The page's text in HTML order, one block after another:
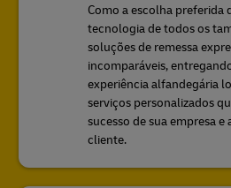
Como a escolha preferida
tecnologia de todos os
soluções de remessa
incomparáveis,
experiência alfandegária
serviços personalizados
sucesso de sua empresa e
cliente.